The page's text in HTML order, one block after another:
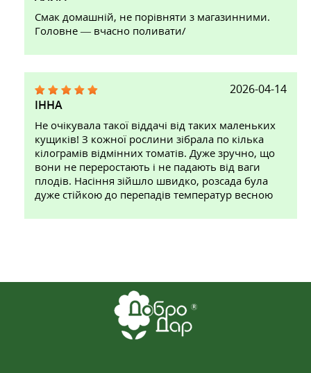
Смак домашній, не порівняти з магазинними.
Головне — вчасно поливати/
2026-04-14
ІННА
Не очікувала такої віддачі від таких маленьких
кущиків! З кожної рослини зібрала по кілька
кілограмів відмінних томатів. Дуже зручно, що
вони не переростають і не падають від ваги
плодів. Насіння зійшло швидко, розсада була
дуже стійкою до перепадів температур весною